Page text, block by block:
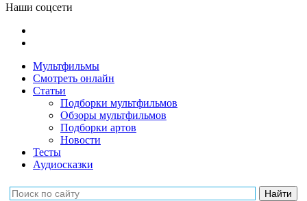
Наши соцсети
Мультфильмы
Смотреть онлайн
Статьи
Подборки мультфильмов
Обзоры мультфильмов
Подборки артов
Новости
Тесты
Аудиосказки